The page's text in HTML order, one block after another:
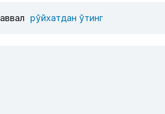
рўйхатдан ўтинг